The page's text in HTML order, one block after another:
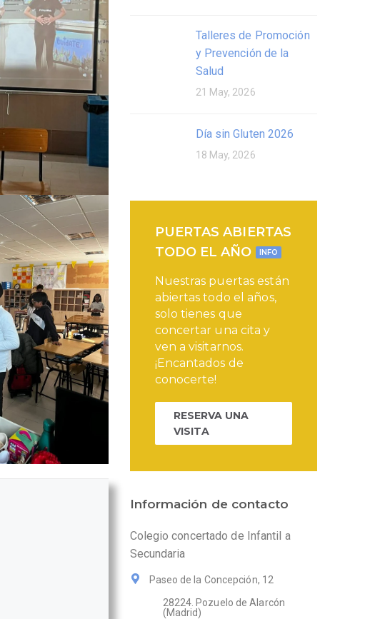
Talleres de Promoción
y Prevención de la
Salud
21 May, 2026
Día sin Gluten 2026
18 May, 2026
PUERTAS ABIERTAS
TODO EL AÑO
INFO
Nuestras puertas están
abiertas todo el años,
solo tienes que
concertar una cita y
ven a visitarnos.
¡Encantados de
conocerte!
RESERVA UNA
VISITA
Información de contacto
Colegio concertado de Infantil a
Secundaria
Paseo de la Concepción, 12
28224. Pozuelo de Alarcón
(Madrid)